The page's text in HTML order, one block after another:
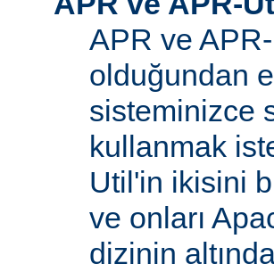
APR ve
olduğundan
sisteminizce
kullanmak
Util'in ikisini
ve onları
dizinin